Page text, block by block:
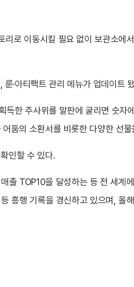
로 이동시킬 필요 없이 보관소에
·아티팩트 관리 메뉴가 업데이트
한 주사위를 말판에 굴리면 숫자
둠의 소환서를 비롯한 다양한 선물
인할 수 있다.
출 TOP10을 달성하는 등 전 세계
흥행 기록을 경신하고 있으며,올